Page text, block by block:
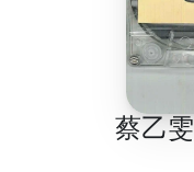
蔡乙